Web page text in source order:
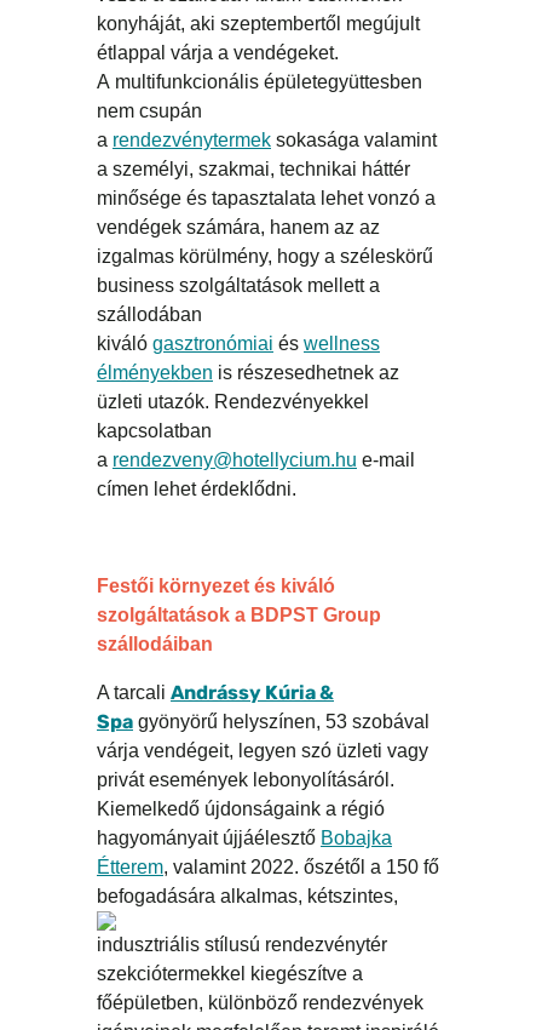
konyháját, aki szeptembertől megújult
étlappal várja a vendégeket.
A multifunkcionális épületegyüttesben
nem csupán
a rendezvénytermek sokasága valamint
a személyi, szakmai, technikai háttér
minősége és tapasztalata lehet vonzó a
vendégek számára, hanem az az
izgalmas körülmény, hogy a széleskörű
business szolgáltatások mellett a
szállodában
kiváló gasztronómiai és wellness
élményekben is részesedhetnek az
üzleti utazók. Rendezvényekkel
kapcsolatban
a rendezveny@hotellycium.hu e-mail
címen lehet érdeklődni.
Festői környezet és kiváló
szolgáltatások a BDPST Group
szállodáiban
A tarcali Andrássy Kúria &
Spa gyönyörű helyszínen, 53 szobával
várja vendégeit, legyen szó üzleti vagy
privát események lebonyolításáról.
Kiemelkedő újdonságaink a régió
hagyományait újjáélesztő Bobajka
Étterem, valamint 2022. őszétől a 150 fő
befogadására alkalmas, kétszintes,
indusztriális stílusú rendezvénytér
szekciótermekkel kiegészítve a
főépületben, különböző rendezvények